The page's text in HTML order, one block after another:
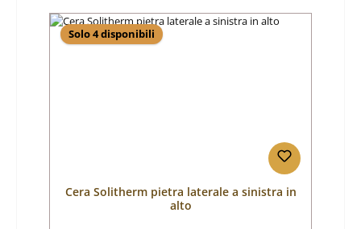
Solo 4 disponibili
Cera Solitherm pietra laterale a sinistra in
alto